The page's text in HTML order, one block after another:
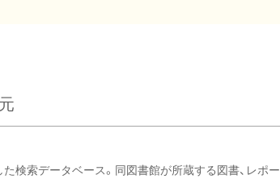
検索データベース。同図書館が所蔵する図書、レポー